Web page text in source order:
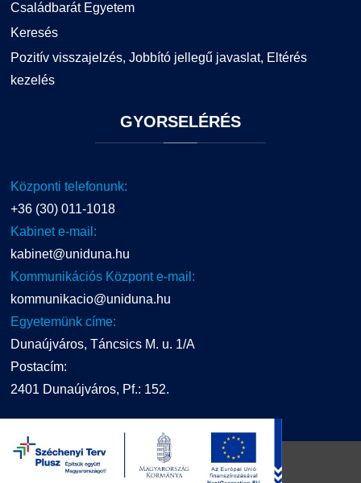
Családbarát Egyetem
Keresés
Pozitív visszajelzés, Jobbító jellegű javaslat, Eltérés
kezelés
GYORSELÉRÉS
Központi telefonunk:
+36 (30) 011-1018
Kabinet e-mail:
kabinet@uniduna.hu
Kommunikációs Központ e-mail:
kommunikacio@uniduna.hu
Egyetemünk címe:
Dunaújváros, Táncsics M. u. 1/A
Postacím:
2401 Dunaújváros, Pf.: 152.
UNIDUNA 2016